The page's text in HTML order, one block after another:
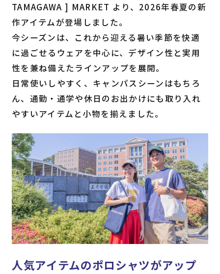
TAMAGAWA ] MARKET より、2026年春夏の新
作アイテムが登場しました。
今シーズンは、これから迎える暑い季節を快適
に過ごせるウェアを中心に、デザイン性と実用
性を兼ね備えたラインアップを展開。
日常使いしやすく、キャンパスシーンはもちろ
ん、通勤・通学や休日のお出かけにも取り入れ
やすいアイテムと小物を揃えました。
人気アイテムのポロシャツがアップ